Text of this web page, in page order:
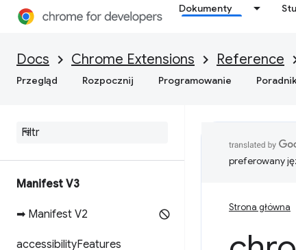
Dokumenty
Docs Chrome Extensions Reference
Przegląd Rozpocznij Programowanie
Manifest V3
➡ Manifest V2
accessibilityFeatures
preferowany
Strona główna